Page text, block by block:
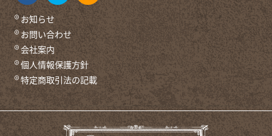
お知らせ
お問い合わせ
会社案内
個人情報保護方針
特定商取引法の記載